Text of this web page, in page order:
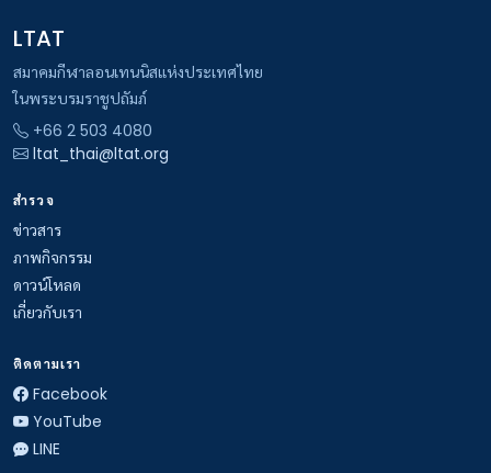
LTAT
สมาคมกีฬาลอนเทนนิสแห่งประเทศไทย
ในพระบรมราชูปถัมภ์
+66 2 503 4080
ltat_thai@ltat.org
สำรวจ
ข่าวสาร
ภาพกิจกรรม
ดาวน์โหลด
เกี่ยวกับเรา
ติดตามเรา
Facebook
YouTube
LINE